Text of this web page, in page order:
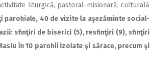
liturgică, pastoral-misionară, culturală
parohiale, 40 de vizite la aşezăminte social-
sfinţiri de biserici (5), resfinţiri (9), sfinţiri
în 10 parohii izolate şi sărace, precum şi